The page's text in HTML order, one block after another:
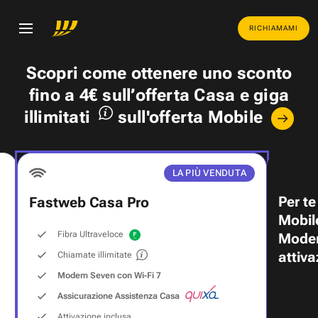
RICHIAMAMI
Scopri come ottenere uno sconto
fino a 4€ sull’offerta Casa egiga
illimitati
sull'offerta Mobile
LA PIÙ VENDUTA
Fastweb Casa Pro
Fibra Ultraveloce
Chiamate illimitate
Modem Seven con Wi‑Fi 7
Assicurazione Assistenza Casa
Per